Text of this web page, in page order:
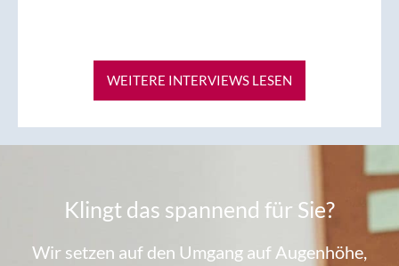
WEITERE INTERVIEWS LESEN
Klingt das spannend für Sie?
Wir setzen auf den Umgang auf Augenhöhe,